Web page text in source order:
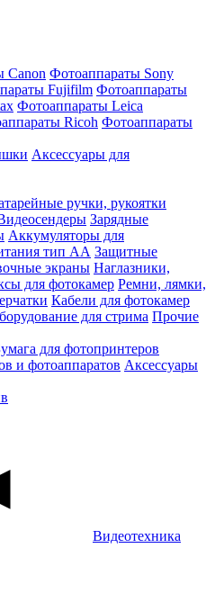
Canon Фотоаппараты Sony
Fujifilm Фотоаппараты
Фотоаппараты Leica
Ricoh Фотоаппараты
Аксессуары для
ручки, рукоятки
Зарядные
Аккумуляторы для
тип АА Защитные
экраны Наглазники,
для фотокамер Ремни, лямки,
Кабели для фотокамер
для стрима Прочие
для фотопринтеров
и фотоаппаратов Аксессуары
Видеотехника